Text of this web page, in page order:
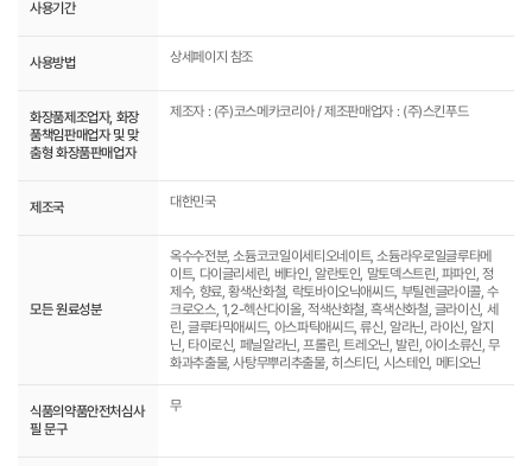
사용기간
사용방법 상세페이지 참조
화장품제조업자, 화장
품책임판매업자 및 맞
춤형 화장품판매업자
제조자 : (주)코스메카코리아 / 제조판매업자 : (주)스킨푸드
제조국 대한민국
모든 원료성분
옥수수전분, 소듐코코일이세티오네이트, 소듐라우로일글루타메
이트, 다이글리세린, 베타인, 알란토인, 말토덱스트린, 파파인, 정
제수, 향료, 황색산화철, 락토바이오닉애씨드, 부틸렌글라이콜, 수
크로오스, 1,2-헥산다이올, 적색산화철, 흑색산화철, 글라이신, 세
린, 글루타믹애씨드, 아스파틱애씨드, 류신, 알라닌, 라이신, 알지
닌, 타이로신, 페닐알라닌, 프롤린, 트레오닌, 발린, 아이소류신, 무
화과추출물, 사탕무뿌리추출물, 히스티딘, 시스테인, 메티오닌
식품의약품안전처심사
필 문구
무